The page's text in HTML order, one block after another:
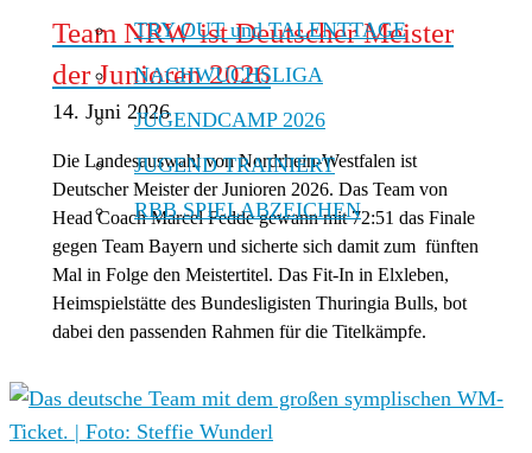
TRY OUT und TALENTTAGE
NACHWUCHSLIGA
JUGENDCAMP 2026
JUGEND TRAINIERT
RBB SPIELABZEICHEN
Team NRW ist Deutscher Meister
der Junioren 2026
14. Juni 2026
Die Landesauswahl von Nordrhein-Westfalen ist
Deutscher Meister der Junioren 2026. Das Team von
Head Coach Marcel Fedde gewann mit 72:51 das Finale
gegen Team Bayern und sicherte sich damit zum fünften
Mal in Folge den Meistertitel. Das Fit-In in Elxleben,
Heimspielstätte des Bundesligisten Thuringia Bulls, bot
dabei den passenden Rahmen für die Titelkämpfe.